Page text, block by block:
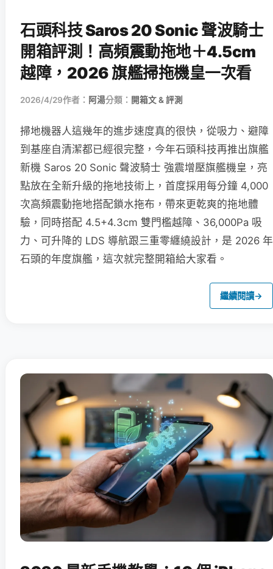
石頭科技 Saros 20 Sonic 聲波騎士
開箱評測！高頻震動拖地＋4.5cm
越障，2026 旗艦掃拖機皇一次看
2026/4/29作者： 阿湯分類： 開箱文 & 評測
掃地機器人這幾年的進步速度真的很快，從吸力、避障
到基座自清潔都已經很完整，今年石頭科技再推出旗艦
新機 Saros 20 Sonic 聲波騎士 強震增壓旗艦機皇，亮
點放在全新升級的拖地技術上，首度採用每分鐘 4,000
次高頻震動拖地搭配鎖水拖布，帶來更乾爽的拖地體
驗，同時搭配 4.5+4.3cm 雙門檻越障、36,000Pa 吸
力、可升降的 LDS 導航跟三重零纏繞設計，是 2026 年
石頭的年度旗艦，這次就完整開箱給大家看。
繼續閱讀→